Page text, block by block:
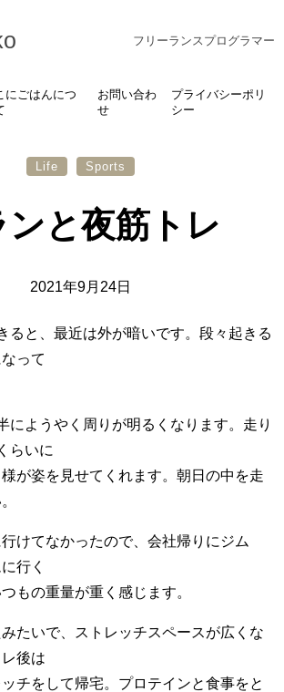
フリーランスプログラマー
にごはんにつ
お問い合わ
せ
プライバシーポリ
シー
Life Sports
ンと夜筋トレ
2021年9月24日
ると、最近は外が暗いです。段々起きる
って
にようやく周りが明るくなります。走り
らいに
が姿を見せてくれます。朝日の中を走
けてなかったので、会社帰りにジム
行く
もの重量が重く感じます。
たいで、ストレッチスペースが広くな
後は
チをして帰宅。プロテインと食事をと